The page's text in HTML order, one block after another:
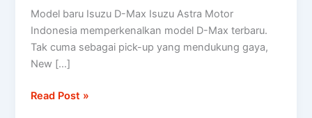
Model baru Isuzu D-Max Isuzu Astra Motor
Indonesia memperkenalkan model D-Max terbaru.
Tak cuma sebagai pick-up yang mendukung gaya,
New […]
Isuzu
D-
Max
diuji
100
Read Post »